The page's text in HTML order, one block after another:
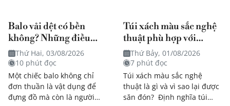
Balo vải dệt có bền
không? Những điều
bạn nên biết trước khi
quyết định mua
Thứ Hai, 03/08/2026
10 phút đọc
Một chiếc balo không chỉ
đơn thuần là vật dụng để
đựng đồ mà còn là người
Túi xách màu sắc nghệ
thuật phù hợp với
phong cách nào?
Thứ Bảy, 01/08/2026
7 phút đọc
Túi xách màu sắc nghệ
thuật là gì và vì sao lại được
săn đón? Định nghĩa túi